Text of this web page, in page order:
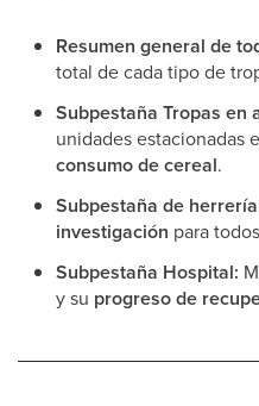
Resumen general de
total de cada tipo de
Subpestaña Tropas en
unidades estacionadas
consumo de cereal.
Subpestaña de
investigación para
Subpestaña Hospital:
y su progreso de